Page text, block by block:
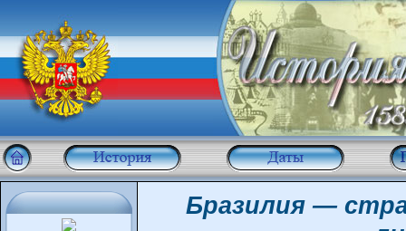
Бразилия —